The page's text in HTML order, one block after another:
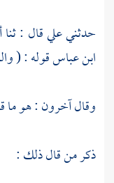
حدثنيعليقال : ثنا
ابن عباسقوله : (
وقال آخرون : هو ما
ذكر من قال ذلك :